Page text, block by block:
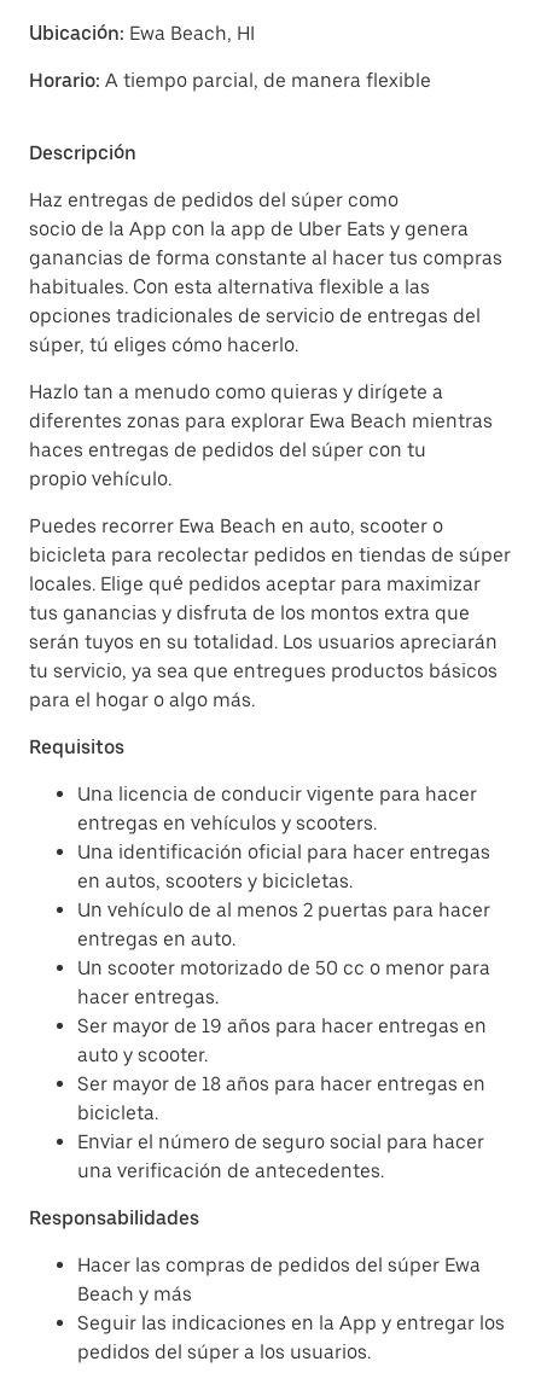
Ubicación: Ewa Beach, HI
Horario: A tiempo parcial, de manera flexible
Descripción
Haz entregas de pedidos del súper como
socio de la App con la app de Uber Eats y genera
ganancias de forma constante al hacer tus compras
habituales. Con esta alternativa flexible a las
opciones tradicionales de servicio de entregas del
súper, tú eliges cómo hacerlo.
Hazlo tan a menudo como quieras y dirígete a
diferentes zonas para explorar Ewa Beach mientras
haces entregas de pedidos del súper con tu
propio vehículo.
Puedes recorrer Ewa Beach en auto, scooter o
bicicleta para recolectar pedidos en tiendas de súper
locales. Elige qué pedidos aceptar para maximizar
tus ganancias y disfruta de los montos extra que
serán tuyos en su totalidad. Los usuarios apreciarán
tu servicio, ya sea que entregues productos básicos
para el hogar o algo más.
Requisitos
Una licencia de conducir vigente para hacer
entregas en vehículos y scooters.
Una identificación oficial para hacer entregas
en autos, scooters y bicicletas.
Un vehículo de al menos 2 puertas para hacer
entregas en auto.
Un scooter motorizado de 50 cc o menor para
hacer entregas.
Ser mayor de 19 años para hacer entregas en
auto y scooter.
Ser mayor de 18 años para hacer entregas en
bicicleta.
Enviar el número de seguro social para hacer
una verificación de antecedentes.
Responsabilidades
Hacer las compras de pedidos del súper Ewa
Beach y más
Seguir las indicaciones en la App y entregar los
pedidos del súper a los usuarios.